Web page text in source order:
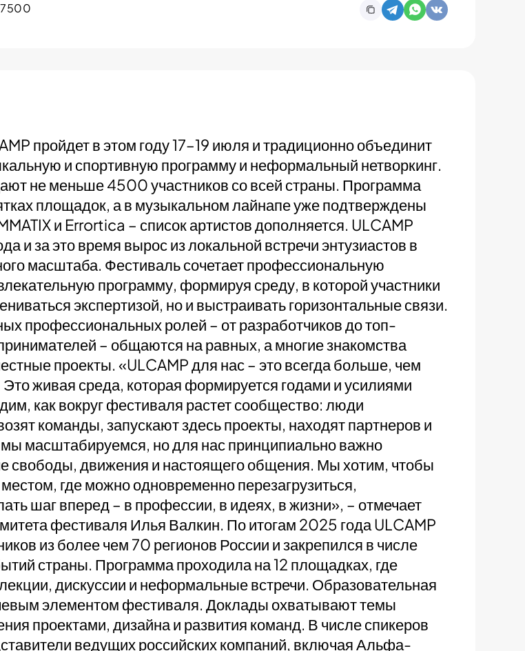
7500
пройдет в этом году 17–19 июля и традиционно объединит
и спортивную программу и неформальный нетворкинг.
не меньше 4500 участников со всей страны. Программа
площадок, а в музыкальном лайнапе уже подтверждены
и Errortica – список артистов дополняется. ULCAMP
и за это время вырос из локальной встречи энтузиастов в
масштаба. Фестиваль сочетает профессиональную
программу, формируя среду, в которой участники
экспертизой, но и выстраивать горизонтальные связи.
профессиональных ролей – от разработчиков до топ-
– общаются на равных, а многие знакомства
проекты. «ULCAMP для нас – это всегда больше, чем
живая среда, которая формируется годами и усилиями
как вокруг фестиваля растет сообщество: люди
команды, запускают здесь проекты, находят партнеров и
масштабируемся, но для нас принципиально важно
свободы, движения и настоящего общения. Мы хотим, чтобы
где можно одновременно перезагрузиться,
шаг вперед – в профессии, в идеях, в жизни», – отмечает
фестиваля Илья Валкин. По итогам 2025 года ULCAMP
из более чем 70 регионов России и закрепился в числе
страны. Программа проходила на 12 площадках, где
дискуссии и неформальные встречи. Образовательная
элементом фестиваля. Доклады охватывают темы
проектами, дизайна и развития команд. В числе спикеров
ведущих российских компаний, включая Альфа-